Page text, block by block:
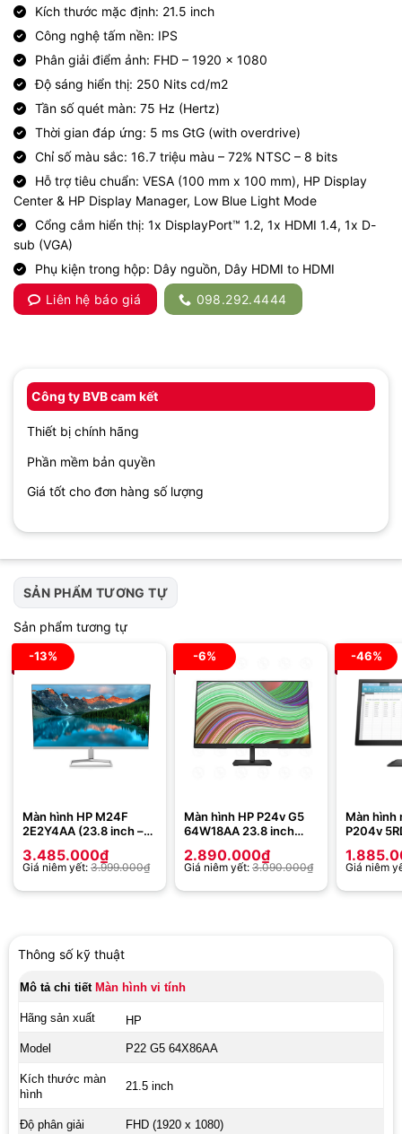
Kích thước mặc định: 21.5 inch
Công nghệ tấm nền: IPS
Phân giải điểm ảnh: FHD – 1920 x 1080
Độ sáng hiển thị: 250 Nits cd/m2
Tần số quét màn: 75 Hz (Hertz)
Thời gian đáp ứng: 5 ms GtG (with overdrive)
Chỉ số màu sắc: 16.7 triệu màu – 72% NTSC – 8 bits
Hỗ trợ tiêu chuẩn: VESA (100 mm x 100 mm), HP Display
Center & HP Display Manager, Low Blue Light Mode
Cổng cắm hiển thị: 1x DisplayPort™ 1.2, 1x HDMI 1.4, 1x D-
sub (VGA)
Phụ kiện trong hộp: Dây nguồn, Dây HDMI to HDMI
Liên hệ báo giá
098.292.4444
Công ty BVB cam kết
Thiết bị chính hãng
Phần mềm bản quyền
Giá tốt cho đơn hàng số lượng
SẢN PHẨM TƯƠNG TỰ
Sản phẩm tương tự
-13%
Màn hình HP M24F
2E2Y4AA (23.8 inch –
– FreeSync – Eyesafe )
3.485.000₫
Giá niêm yết: 3.999.000₫
-6%
Màn hình HP P24v G5
64W18AA 23.8 inch
2.890.000₫
Giá niêm yết: 3.090.000₫
-46%
Màn hình
P204v
Giá niêm
Thông số kỹ thuật
Mô tả chi tiết Màn hình vi tính
Hãng sản xuất HP
Model P22 G5 64X86AA
Kích thước màn
hình
21.5 inch
Độ phân giải FHD (1920 x 1080)